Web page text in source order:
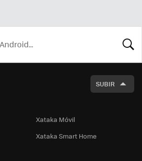
SUBIR
Xataka Móvil
Xataka Smart Home